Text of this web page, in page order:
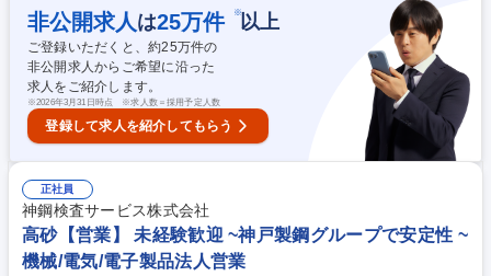
自主検査・溶接自主検査支援業務：現場スタッフと連携した定検計画・結
果の整理、および海外溶接施工工場に対し国内法規（電気事業法）のレク
チャーを実施。法規に沿った検査の指導・実施立会・適切性の判定まで一
貫してサポートします。 募集職種 高砂【品質管理スタッフ(電力)】未経
験・第二新卒歓迎/KOBELCOグループの安定
非公開求人 は25万件 ※以上
ご登録いただくと、約25万件の
非公開求人からご希望に沿った
求人をご紹介します。
※2026年3月31日時点 ※求人数＝採用予定人数
登録して求人を紹介してもらう
正社員
神鋼検査サービス株式会社
高砂【営業】 未経験歓迎 ~神戸製鋼グループで安定性 ~
機械/電気/電子製品法人営業